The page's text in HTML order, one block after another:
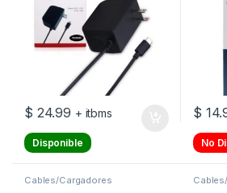
$ 24.99 + itbms
Disponible
$
No
Cables/Cargadores